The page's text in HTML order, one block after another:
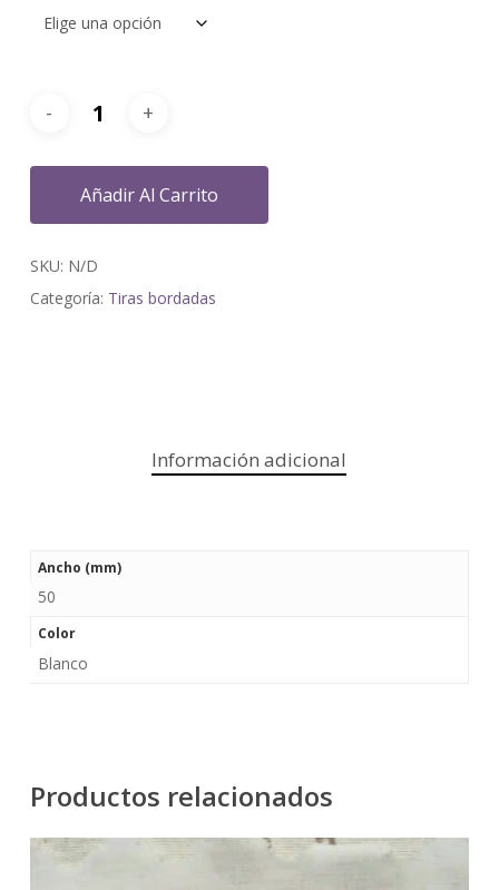
Añadir Al Carrito
SKU: N/D
Categoría: Tiras bordadas
Información adicional
Ancho (mm)
50
Color
Blanco
Productos relacionados